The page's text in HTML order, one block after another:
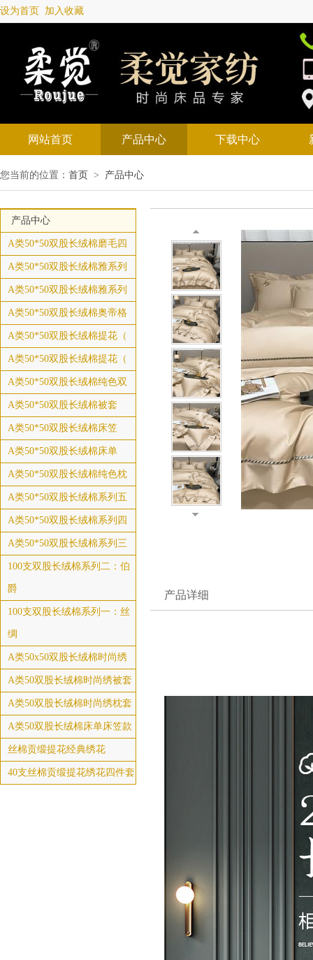
设为首页 加入收藏
网站首页 产品中心 下载中心
您当前的位置： 首页 > 产品中心
产品中心
A类50*50双股长绒棉磨毛四
A类50*50双股长绒棉雅系列
A类50*50双股长绒棉雅系列
A类50*50双股长绒棉奥帝格
A类50*50双股长绒棉提花（
A类50*50双股长绒棉提花（
A类50*50双股长绒棉纯色双
A类50*50双股长绒棉被套
A类50*50双股长绒棉床笠
A类50*50双股长绒棉床单
A类50*50双股长绒棉纯色枕
A类50*50双股长绒棉系列五
A类50*50双股长绒棉系列四
A类50*50双股长绒棉系列三
100支双股长绒棉系列二：伯
爵
100支双股长绒棉系列一：丝
绸
A类50x50双股长绒棉时尚绣
A类50双股长绒棉时尚绣被套
A类50双股长绒棉时尚绣枕套
A类50双股长绒棉床单床笠款
丝棉贡缎提花经典绣花
40支丝棉贡缎提花绣花四件套
产品详细